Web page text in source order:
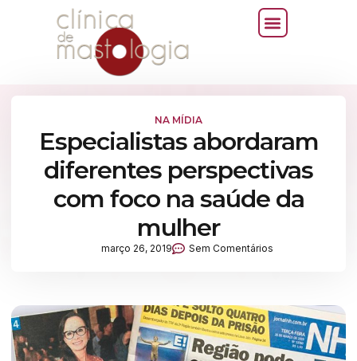
NA MÍDIA
Especialistas abordaram
diferentes perspectivas
com foco na saúde da
mulher
março 26, 2019 Sem Comentários